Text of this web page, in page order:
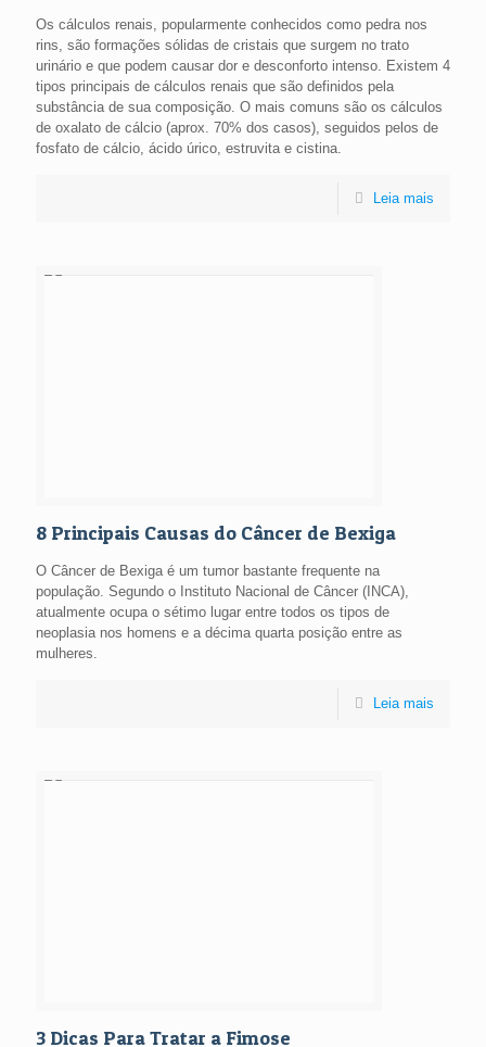
Os cálculos renais, popularmente conhecidos como pedra nos
rins, são formações sólidas de cristais que surgem no trato
urinário e que podem causar dor e desconforto intenso. Existem 4
tipos principais de cálculos renais que são definidos pela
substância de sua composição. O mais comuns são os cálculos
de oxalato de cálcio (aprox. 70% dos casos), seguidos pelos de
fosfato de cálcio, ácido úrico, estruvita e cistina.
Leia mais
8 Principais Causas do Câncer de Bexiga
O Câncer de Bexiga é um tumor bastante frequente na
população. Segundo o Instituto Nacional de Câncer (INCA),
atualmente ocupa o sétimo lugar entre todos os tipos de
neoplasia nos homens e a décima quarta posição entre as
mulheres.
Leia mais
3 Dicas Para Tratar a Fimose